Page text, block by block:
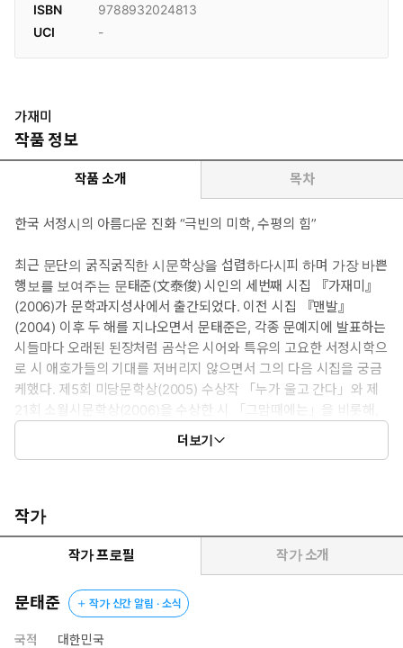
ISBN
9788932024813
UCI
-
가재미
작품 정보
작품 소개 목차
한국 서정시의 아름다운 진화 “극빈의 미학, 수평의 힘”
최근 문단의 굵직굵직한 시문학상을 섭렵하다시피 하며 가장 바쁜
행보를 보여주는 문태준(文泰俊) 시인의 세번째 시집 『가재미』
(2006)가 문학과지성사에서 출간되었다. 이전 시집 『맨발』
(2004) 이후 두 해를 지나오면서 문태준은, 각종 문예지에 발표하는
시들마다 오래된 된장처럼 곰삭은 시어와 특유의 고요한 서정시학으
로 시 애호가들의 기대를 저버리지 않으면서 그의 다음 시집을 궁금
케했다. 제5회 미당문학상(2005) 수상작 「누가 울고 간다」와 제
21회 소월시문학상(2006)을 수상한 시 「그맘때에는」을 비롯해,
그간 발표해온 총 67편의 시가 4부로 나뉘어 이번 시집에 실렸다.
이번 시집의 표제작인 「가재미」 역시 지난해, 시인과 평론가 120
시의 계보를 잇고 있다는 문단·평단의 부러움 섞인 상찬 속에 문태준
은 2004~2005년 ‘문인들이 뽑은 가장 좋은 시인’으로 뽑히기도 했
다. 문명의 이기와 폭력에 짓눌린 개인의 상처 혹은 그것들을 철저히
무시하는 개인의 욕망이 탈문법, 탈서정의 시어와 행간에 춤을 추듯
무게 실린 근래 젊은 시인들의 시숲[詩林]에서 문태준은 유독 전통
서정시의 그늘을 고집하는, 70년생 30대 시인 가운데서도 가장 돋
보이는 존재다. 이번 시집에서 우리는 또 한번, 그의 유년 시절, 고
더보기
작가
작가 프로필 작가 소개
문태준 작가 신간 알림 · 소식
국적
대한민국